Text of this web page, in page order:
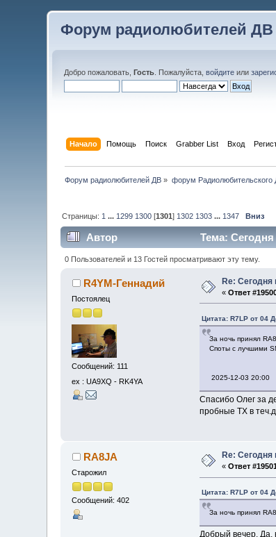
Форум радиолюбителей ДВ
Добро пожаловать,Гость . Пожалуйста,войдите или
Начало Помощь Поиск Grabber List Вход
Форум радиолюбителей ДВ » форум Радиолюбительского
Страницы: 1 ... 1299 1300 [1301] 1302 1303 ... 1347 Вниз
Автор Тема:
0 Пользователей и 13 Гостей просматривают эту тему.
R4YM-Геннадий
Постоялец
Сообщений: 111
ex : UA9XQ - RK4YA
Re: Сегодня
«Ответ
Цитата: R7LP от 04
За ночь принял
Споты с лучшими
2025-12-03
Cпасибо Олег за
пробные ТХ в
RA8JA
Старожил
Сообщений: 402
Re:
«Ответ
Цитата: R7LP от 04
За ночь принял
Добрый вечер. Да,